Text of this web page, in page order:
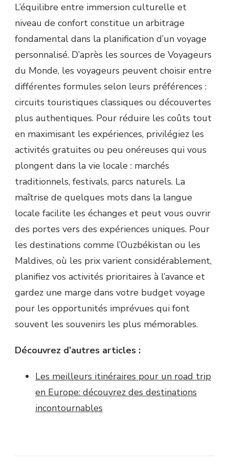
L’équilibre entre immersion culturelle et
niveau de confort constitue un arbitrage
fondamental dans la planification d’un voyage
personnalisé. D’après les sources de Voyageurs
du Monde, les voyageurs peuvent choisir entre
différentes formules selon leurs préférences :
circuits touristiques classiques ou découvertes
plus authentiques. Pour réduire les coûts tout
en maximisant les expériences, privilégiez les
activités gratuites ou peu onéreuses qui vous
plongent dans la vie locale : marchés
traditionnels, festivals, parcs naturels. La
maîtrise de quelques mots dans la langue
locale facilite les échanges et peut vous ouvrir
des portes vers des expériences uniques. Pour
les destinations comme l’Ouzbékistan ou les
Maldives, où les prix varient considérablement,
planifiez vos activités prioritaires à l’avance et
gardez une marge dans votre budget voyage
pour les opportunités imprévues qui font
souvent les souvenirs les plus mémorables.
Découvrez d’autres articles :
Les meilleurs itinéraires pour un road trip
en Europe: découvrez des destinations
incontournables